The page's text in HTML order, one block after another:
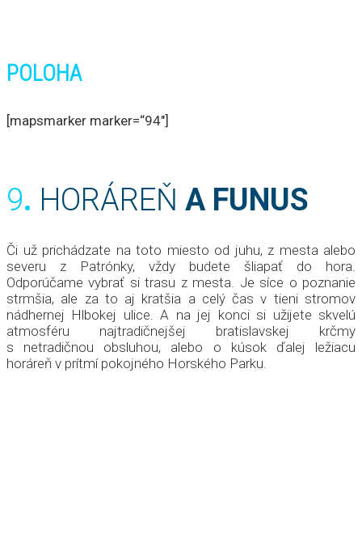
POLOHA
[mapsmarker marker=“94″]
9. HORÁREŇ A FUNUS
Či už prichádzate na toto miesto od juhu, z mesta alebo
severu z Patrónky, vždy budete šliapať do hora.
Odporúčame vybrať si trasu z mesta. Je síce o poznanie
strmšia, ale za to aj kratšia a celý čas v tieni stromov
nádhernej Hlbokej ulice. A na jej konci si užijete skvelú
atmosféru najtradičnejšej bratislavskej krčmy
s netradičnou obsluhou, alebo o kúsok ďalej ležiacu
horáreň v prítmí pokojného Horského Parku.